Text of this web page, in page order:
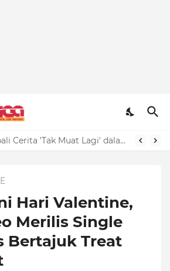
Sampaikan Kembali Cerita 'Tak Muat Lagi' dalam Tiga Kalimat, Kunci Jawaban Bahasa Indonesia Kelas 4 SD Halaman 6
Hari Valentine,
Merilis Single
Bertajuk Treat